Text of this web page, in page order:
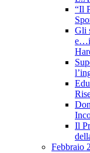
“Il
Gli
e…i
Il
Febbraio